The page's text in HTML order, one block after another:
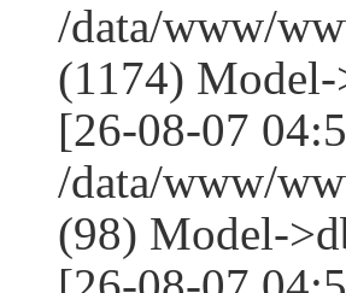
/data/www/
(1174)
[26-08-07
/data/www/
(98) Model-